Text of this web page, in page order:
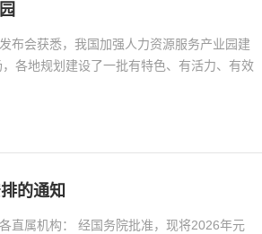
布会获悉，我国加强人力资源服务产业园建
各地规划建设了一批有特色、有活力、有效
的通知
直属机构： 经国务院批准，现将2026年元